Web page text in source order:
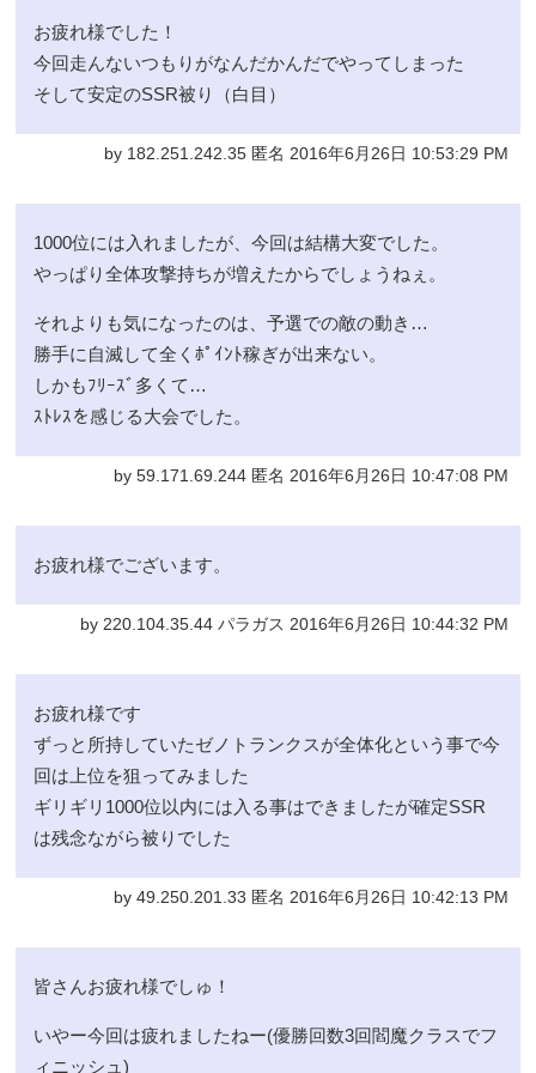
お疲れ様でした！
今回走んないつもりがなんだかんだでやってしまった
そして安定のSSR被り（白目）
by 182.251.242.35 匿名 2016年6月26日 10:53:29 PM
1000位には入れましたが、今回は結構大変でした。
やっぱり全体攻撃持ちが増えたからでしょうねぇ。
それよりも気になったのは、予選での敵の動き…
勝手に自滅して全くﾎﾟｲﾝﾄ稼ぎが出来ない。
しかもﾌﾘｰｽﾞ多くて…
ｽﾄﾚｽを感じる大会でした。
by 59.171.69.244 匿名 2016年6月26日 10:47:08 PM
お疲れ様でございます。
by 220.104.35.44 パラガス 2016年6月26日 10:44:32 PM
お疲れ様です
ずっと所持していたゼノトランクスが全体化という事で今
回は上位を狙ってみました
ギリギリ1000位以内には入る事はできましたが確定SSR
は残念ながら被りでした
by 49.250.201.33 匿名 2016年6月26日 10:42:13 PM
皆さんお疲れ様でしゅ！
いやー今回は疲れましたねー(優勝回数3回閻魔クラスでフ
ィニッシュ)